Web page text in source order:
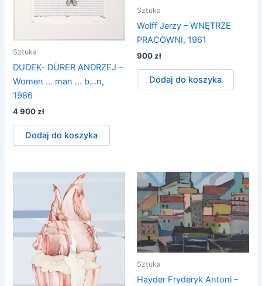
Sztuka
DUDEK- DÜRER ANDRZEJ –
Women … man … b…n,
1986
4 900zł
Dodaj do koszyka
Sztuka
Wolff Jerzy – WNĘTRZE
PRACOWNI, 1961
900zł
Dodaj do koszyka
Sztuka
Hayder Fryderyk Antoni –